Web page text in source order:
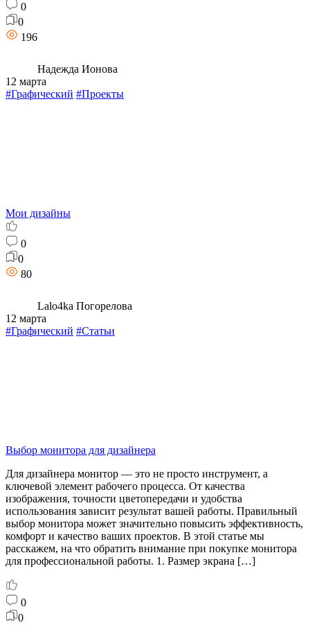
0
0
196
Надежда Ионова
12 марта
#Графический #Проекты
Мои дизайны
0
0
80
Lalo4ka Погорелова
12 марта
#Графический #Статьи
Выбор монитора для дизайнера
Для дизайнера монитор — это не просто инструмент, а
ключевой элемент рабочего процесса. От качества
изображения, точности цветопередачи и удобства
использования зависит результат вашей работы. Правильный
выбор монитора может значительно повысить эффективность,
комфорт и качество ваших проектов. В этой статье мы
расскажем, на что обратить внимание при покупке монитора
для профессиональной работы. 1. Размер экрана […]
0
0